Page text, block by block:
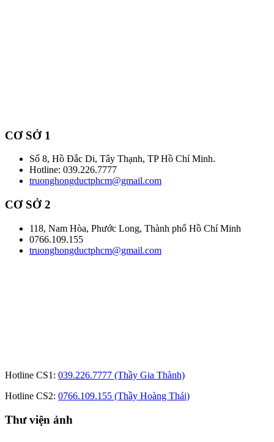
CƠ SỞ 1
Số 8, Hồ Đắc Di, Tây Thạnh, TP Hồ Chí Minh.
Hotline: 039.226.7777
truonghongductphcm@gmail.com
CƠ SỞ 2
118, Nam Hòa, Phước Long, Thành phố Hồ Chí Minh
0766.109.155
truonghongductphcm@gmail.com
Hotline CS1: 039.226.7777 (Thầy Gia Thành)
Hotline CS2: 0766.109.155 (Thầy Hoàng Thái)
Thư viện ảnh